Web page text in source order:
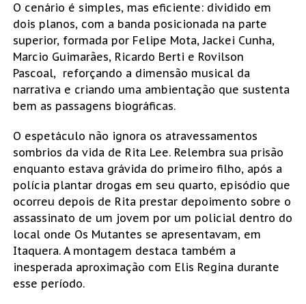
O cenário é simples, mas eficiente: dividido em
dois planos, com a banda posicionada na parte
superior, formada por Felipe Mota, Jackei Cunha,
Marcio Guimarães, Ricardo Berti e Rovilson
Pascoal, reforçando a dimensão musical da
narrativa e criando uma ambientação que sustenta
bem as passagens biográficas.
O espetáculo não ignora os atravessamentos
sombrios da vida de Rita Lee. Relembra sua prisão
enquanto estava grávida do primeiro filho, após a
polícia plantar drogas em seu quarto, episódio que
ocorreu depois de Rita prestar depoimento sobre o
assassinato de um jovem por um policial dentro do
local onde Os Mutantes se apresentavam, em
Itaquera. A montagem destaca também a
inesperada aproximação com Elis Regina durante
esse período.